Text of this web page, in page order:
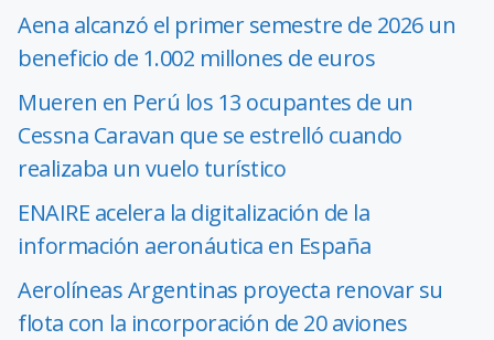
Aena alcanzó el primer semestre de 2026 un
beneficio de 1.002 millones de euros
Mueren en Perú los 13 ocupantes de un
Cessna Caravan que se estrelló cuando
realizaba un vuelo turístico
ENAIRE acelera la digitalización de la
información aeronáutica en España
Aerolíneas Argentinas proyecta renovar su
flota con la incorporación de 20 aviones